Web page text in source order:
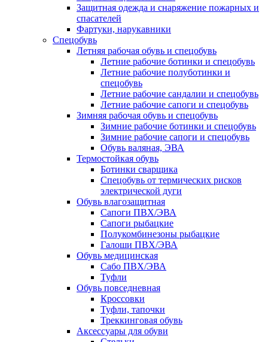
Защитная одежда и снаряжение пожарных и
спасателей
Фартуки, нарукавники
Спецобувь
Летняя рабочая обувь и спецобувь
Летние рабочие ботинки и спецобувь
Летние рабочие полуботинки и
спецобувь
Летние рабочие сандалии и спецобувь
Летние рабочие сапоги и спецобувь
Зимняя рабочая обувь и спецобувь
Зимние рабочие ботинки и спецобувь
Зимние рабочие сапоги и спецобувь
Обувь валяная, ЭВА
Термостойкая обувь
Ботинки сварщика
Спецобувь от термических рисков
электрической дуги
Обувь влагозащитная
Сапоги ПВХ/ЭВА
Сапоги рыбацкие
Полукомбинезоны рыбацкие
Галоши ПВХ/ЭВА
Обувь медицинская
Сабо ПВХ/ЭВА
Туфли
Обувь повседневная
Кроссовки
Туфли, тапочки
Треккинговая обувь
Аксессуары для обуви